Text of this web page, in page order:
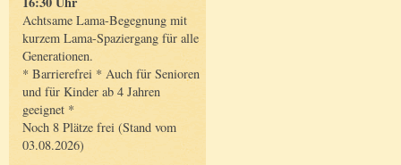
Achtsame Lama-Begegnung mit
kurzem Lama-Spaziergang für alle
Generationen.
* Barrierefrei * Auch für Senioren
und für Kinder ab 4 Jahren
geeignet *
Noch 8 Plätze frei (Stand vom
03.08.2026)